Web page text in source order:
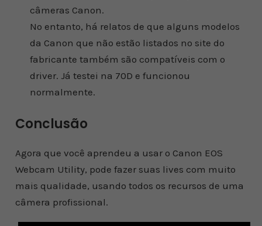
câmeras Canon.
No entanto, há relatos de que alguns modelos
da Canon que não estão listados no site do
fabricante também são compatíveis com o
driver. Já testei na 70D e funcionou
normalmente.
Conclusão
Agora que você aprendeu a usar o Canon EOS
Webcam Utility, pode fazer suas lives com muito
mais qualidade, usando todos os recursos de uma
câmera profissional.